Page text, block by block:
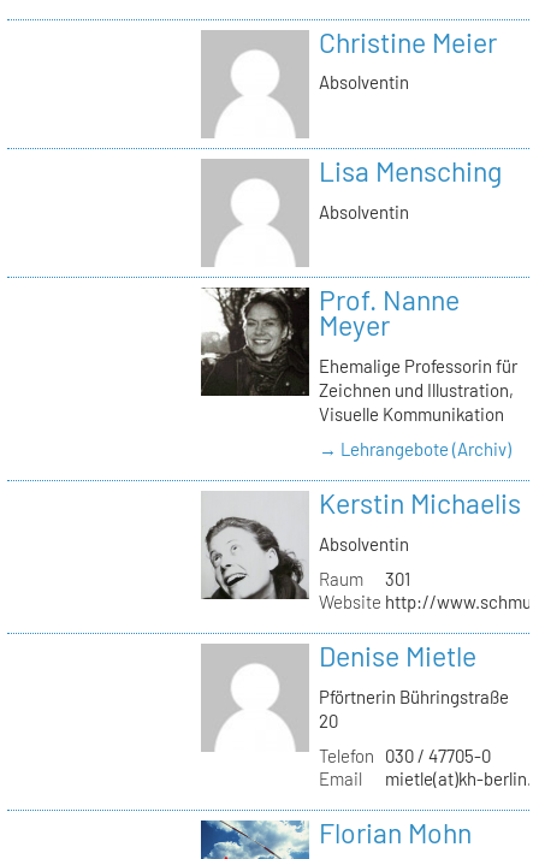
Christine Meier
Absolventin
Lisa Mensching
Absolventin
Prof. Nanne
Meyer
Ehemalige Professorin für
Zeichnen und Illustration,
Visuelle Kommunikation
→ Lehrangebote (Archiv)
Kerstin Michaelis
Absolventin
Raum
301
Website http://
Denise Mietle
Pförtnerin Bühringstraße
20
Telefon
030 / 47705-0
Email
mietle(at)kh-
Florian Mohn